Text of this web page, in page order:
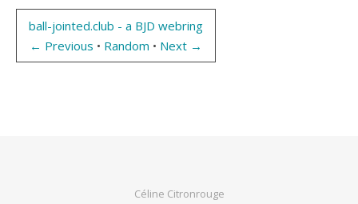
ball-jointed.club - a BJD webring
← Previous • Random • Next →
Céline Citronrouge